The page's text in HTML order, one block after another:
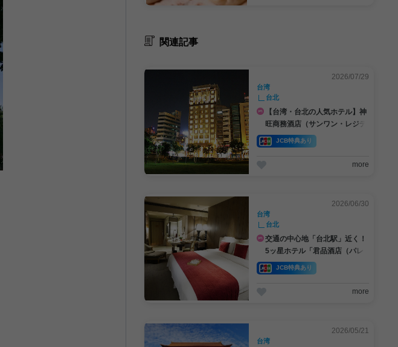
関連記事
2026/07/29
台湾
台北
【台湾・台北の人気ホテル】神
旺商務酒店（サンワン・レジデ
ンス・台北）JCBカードでNT$
4,730～
JCB特典あり
more
2026/06/30
台湾
台北
交通の中心地「台北駅」近く！
5ッ星ホテル「君品酒店（パレ
・デ・シン）」【JCB特典あり
】
JCB特典あり
more
2026/05/21
台湾